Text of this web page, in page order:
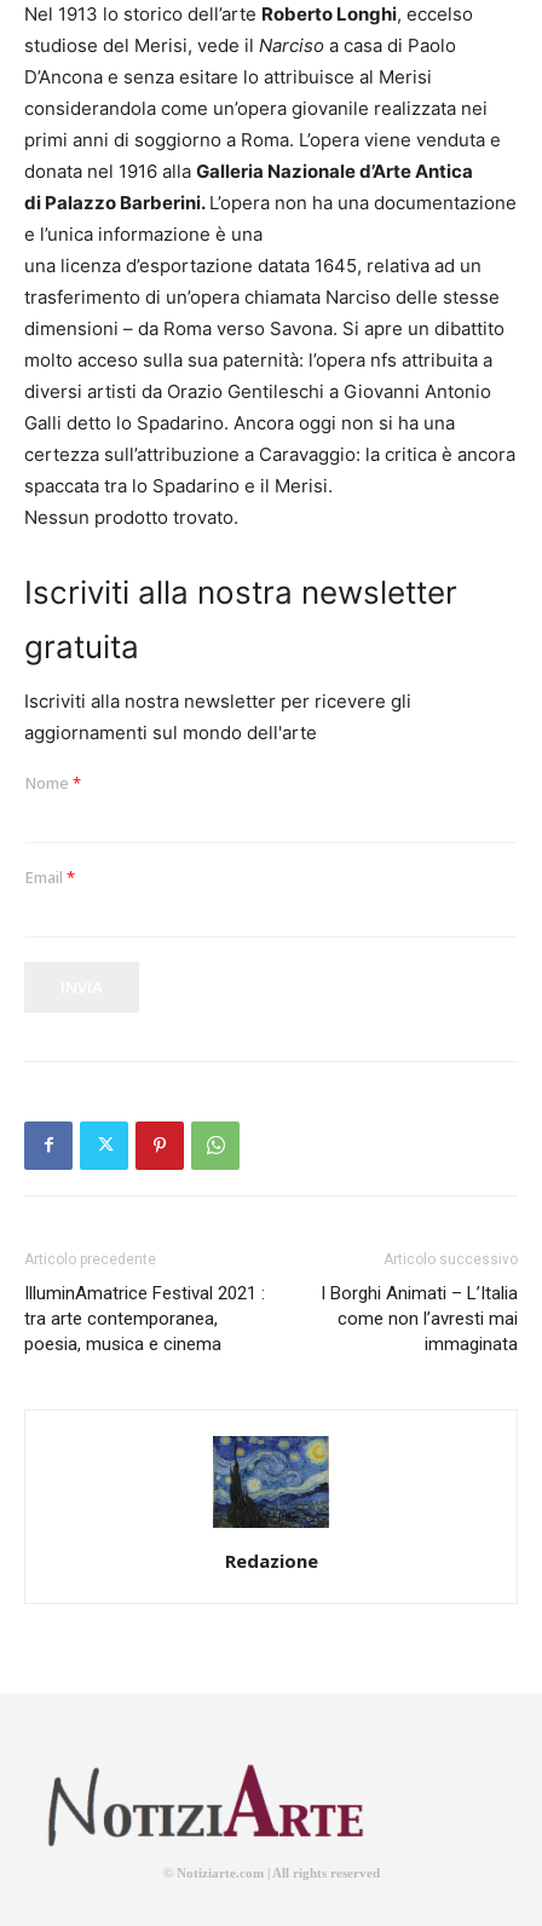
Nel 1913 lo storico dell’arte Roberto Longhi, eccelso
studiose del Merisi, vede il Narciso a casa di Paolo
D’Ancona e senza esitare lo attribuisce al Merisi
considerandola come un’opera giovanile realizzata nei
primi anni di soggiorno a Roma. L’opera viene venduta e
donata nel 1916 alla Galleria Nazionale d’Arte Antica
di Palazzo Barberini. L’opera non ha una documentazione
e l’unica informazione è una
una licenza d’esportazione datata 1645, relativa ad un
trasferimento di un’opera chiamata Narciso delle stesse
dimensioni – da Roma verso Savona. Si apre un dibattito
molto acceso sulla sua paternità: l’opera nfs attribuita a
diversi artisti da Orazio Gentileschi a Giovanni Antonio
Galli detto lo Spadarino. Ancora oggi non si ha una
certezza sull’attribuzione a Caravaggio: la critica è ancora
spaccata tra lo Spadarino e il Merisi.
Nessun prodotto trovato.
Iscriviti alla nostra newsletter
gratuita
Iscriviti alla nostra newsletter per ricevere gli
aggiornamenti sul mondo dell'arte
Nome *
Email *
Articolo precedente
IlluminAmatrice Festival 2021 :
tra arte contemporanea,
poesia, musica e cinema
Articolo successivo
I Borghi Animati – L’Italia
come non l’avresti mai
immaginata
Redazione
© Notiziarte.com | All rights reserved